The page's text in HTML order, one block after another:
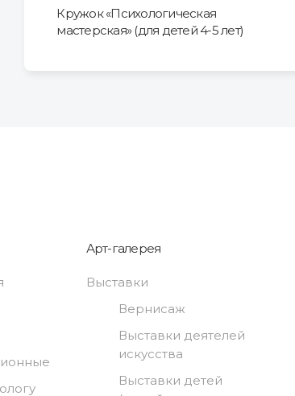
Кружок «Психологическая
мастерская» (для детей 4-5 лет)
Арт-галерея
Выставки
Вернисаж
Выставки деятелей
искусства
Выставки детей